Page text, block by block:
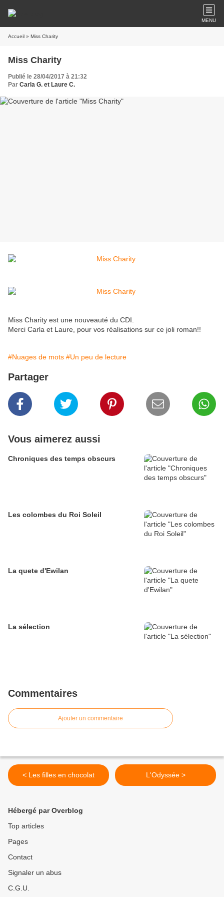
MENU
Accueil » Miss Charity
Miss Charity
Publié le 28/04/2017 à 21:32
Par Carla G. et Laure C.
Miss Charity est une nouveauté du CDI.
Merci Carla et Laure, pour vos réalisations sur ce joli roman!!
#Nuages de mots #Un peu de lecture
Partager
Vous aimerez aussi
Chroniques des temps obscurs
Les colombes du Roi Soleil
La quete d'Ewilan
La sélection
Commentaires
Ajouter un commentaire
< Les filles en chocolat L'Odyssée >
Hébergé par Overblog
Top articles
Pages
Contact
Signaler un abus
C.G.U.